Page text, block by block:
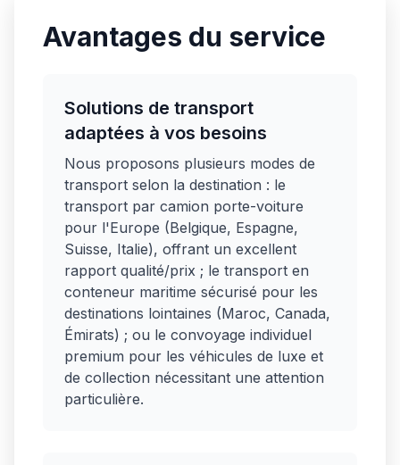
Avantages du service
Solutions de transport
adaptées à vos besoins
Nous proposons plusieurs modes de
transport selon la destination : le
transport par camion porte-voiture
pour l'Europe (Belgique, Espagne,
Suisse, Italie), offrant un excellent
rapport qualité/prix ; le transport en
conteneur maritime sécurisé pour les
destinations lointaines (Maroc, Canada,
Émirats) ; ou le convoyage individuel
premium pour les véhicules de luxe et
de collection nécessitant une attention
particulière.